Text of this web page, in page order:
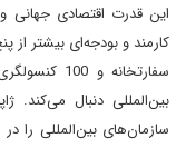
این قدرت اقتصادی جهانی
سفارتخانه
بین‌المللی دنبال می‌کند.
سازمان‌های بین‌المللی را